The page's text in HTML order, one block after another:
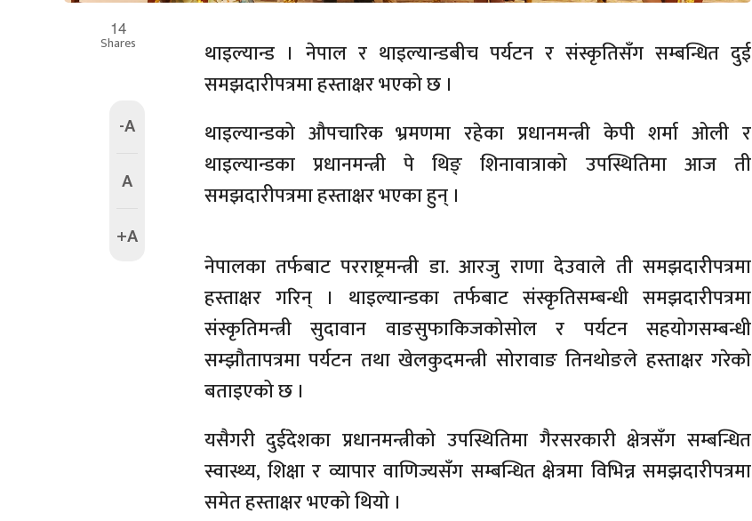
14
Shares
-A
A
+A
थाइल्यान्ड । नेपाल र थाइल्यान्डबीच पर्यटन र संस्कृतिसँग सम्बन्धित दुई
समझदारीपत्रमा हस्ताक्षर भएको छ ।
थाइल्यान्डको औपचारिक भ्रमणमा रहेका प्रधानमन्त्री केपी शर्मा ओली र
थाइल्यान्डका प्रधानमन्त्री पे थिङ् शिनावात्राको उपस्थितिमा आज ती
समझदारीपत्रमा हस्ताक्षर भएका हुन् ।
नेपालका तर्फबाट परराष्ट्रमन्त्री डा. आरजु राणा देउवाले ती समझदारीपत्रमा
हस्ताक्षर गरिन् । थाइल्यान्डका तर्फबाट संस्कृतिसम्बन्धी समझदारीपत्रमा
संस्कृतिमन्त्री सुदावान वाङसुफाकिजकोसोल र पर्यटन सहयोगसम्बन्धी
सम्झौतापत्रमा पर्यटन तथा खेलकुदमन्त्री सोरावाङ तिनथोङले हस्ताक्षर गरेको
बताइएको छ ।
यसैगरी दुईदेशका प्रधानमन्त्रीको उपस्थितिमा गैरसरकारी क्षेत्रसँग सम्बन्धित
स्वास्थ्य, शिक्षा र व्यापार वाणिज्यसँग सम्बन्धित क्षेत्रमा विभिन्न समझदारीपत्रमा
समेत हस्ताक्षर भएको थियो ।